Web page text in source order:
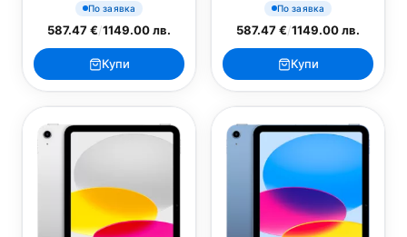
По заявка
587.47 €/1149.00 лв.
Купи
По заявка
587.47 €/1149.00 лв.
Купи